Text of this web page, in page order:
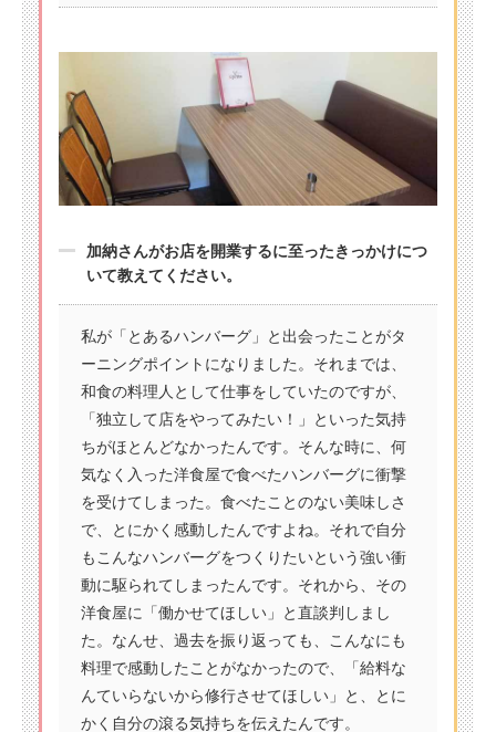
加納さんがお店を開業するに至ったきっかけにつ
いて教えてください。
私が「とあるハンバーグ」と出会ったことがタ
ーニングポイントになりました。それまでは、
和食の料理人として仕事をしていたのですが、
「独立して店をやってみたい！」といった気持
ちがほとんどなかったんです。そんな時に、何
気なく入った洋食屋で食べたハンバーグに衝撃
を受けてしまった。食べたことのない美味しさ
で、とにかく感動したんですよね。それで自分
もこんなハンバーグをつくりたいという強い衝
動に駆られてしまったんです。それから、その
洋食屋に「働かせてほしい」と直談判しまし
た。なんせ、過去を振り返っても、こんなにも
料理で感動したことがなかったので、「給料な
んていらないから修行させてほしい」と、とに
かく自分の滾る気持ちを伝えたんです。